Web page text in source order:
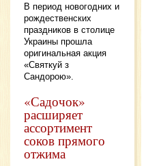
В период новогодних и
рождественских
праздников в столице
Украины прошла
оригинальная акция
«Святкуй з
Сандорою».
«Садочок»
расширяет
ассортимент
соков прямого
отжима